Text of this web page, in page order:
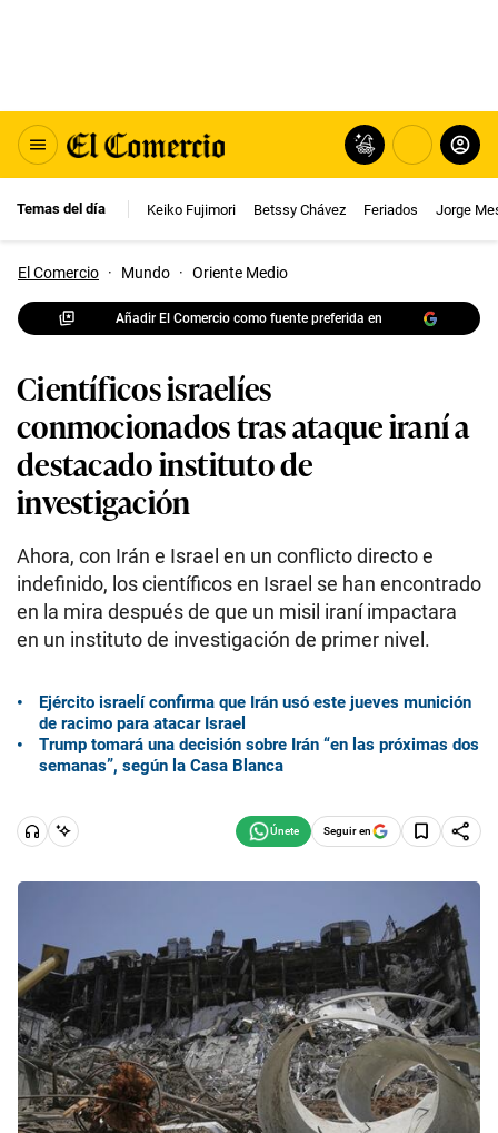
Temas del día Keiko Fujimori Betssy Chávez Feriados Jorge
El Comercio · Mundo · Oriente Medio
Añadir El Comercio como fuente preferida en
Científicos israelíes
conmocionados tras ataque iraní a
destacado instituto de
investigación
Ahora, con Irán e Israel en un conflicto directo e
indefinido, los científicos en Israel se han encontrado
en la mira después de que un misil iraní impactara
en un instituto de investigación de primer nivel.
Ejército israelí confirma que Irán usó este jueves munición
de racimo para atacar Israel
Trump tomará una decisión sobre Irán “en las próximas dos
semanas”, según la Casa Blanca
Seguir en